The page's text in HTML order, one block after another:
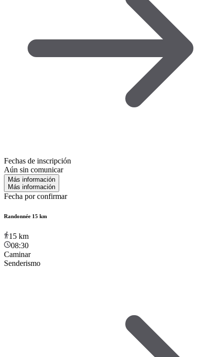
Fechas de inscripción
Aún sin comunicar
Más información
Más información
Fecha por confirmar
Randonnée 15 km
15 km
08:30
Caminar
Senderismo